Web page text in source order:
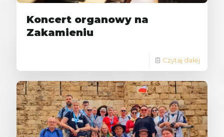
Koncert organowy na
Zakamieniu
Czytaj dalej